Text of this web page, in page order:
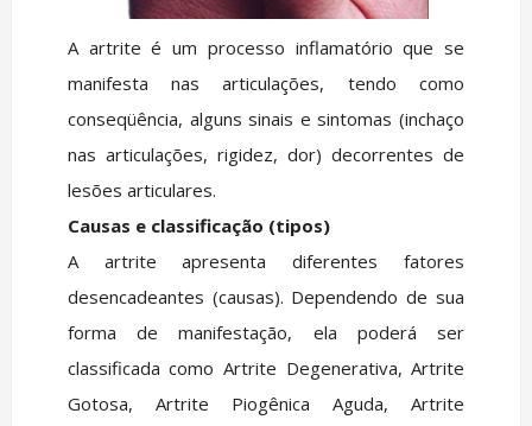
A artrite é um processo inflamatório que se
manifesta nas articulações, tendo como
conseqüência, alguns sinais e sintomas (inchaço
nas articulações, rigidez, dor) decorrentes de
lesões articulares.
Causas e classificação (tipos)
A artrite apresenta diferentes fatores
desencadeantes (causas). Dependendo de sua
forma de manifestação, ela poderá ser
classificada como Artrite Degenerativa, Artrite
Gotosa, Artrite Piogênica Aguda, Artrite